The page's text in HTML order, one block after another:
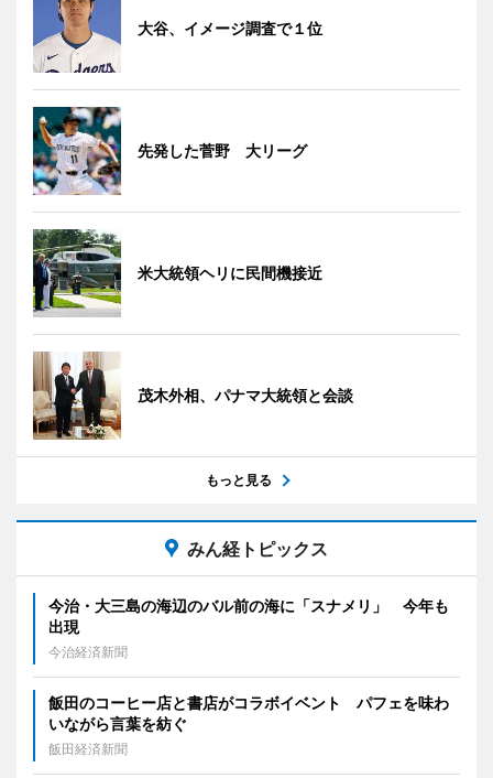
大谷、イメージ調査で１位
先発した菅野 大リーグ
米大統領ヘリに民間機接近
茂木外相、パナマ大統領と会談
もっと見る
みん経トピックス
今治・大三島の海辺のバル前の海に「スナメリ」 今年も
出現
今治経済新聞
飯田のコーヒー店と書店がコラボイベント パフェを味わ
いながら言葉を紡ぐ
飯田経済新聞